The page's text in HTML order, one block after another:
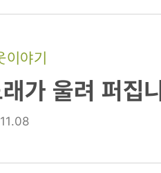
이야기
가 울려 퍼집